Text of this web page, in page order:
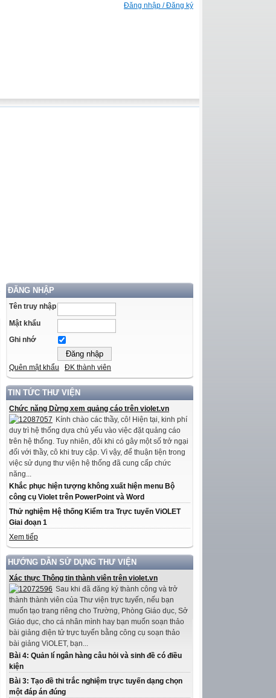
Đăng nhập / Đăng ký
ĐĂNG NHẬP
Tên truy nhập
Mật khẩu
Ghi nhớ
Quên mật khẩu ĐK thành viên
TIN TỨC THƯ VIỆN
Chức năng Dừng xem quảng cáo trên violet.vn
Kính chào các thầy, cô! Hiện tại, kinh phí
duy trì hệ thống dựa chủ yếu vào việc đặt quảng cáo
trên hệ thống. Tuy nhiên, đôi khi có gây một số trở ngại
đối với thầy, cô khi truy cập. Vì vậy, để thuận tiện trong
việc sử dụng thư viện hệ thống đã cung cấp chức
năng...
Khắc phục hiện tượng không xuất hiện menu Bộ
công cụ Violet trên PowerPoint và Word
Thử nghiệm Hệ thống Kiểm tra Trực tuyến ViOLET
Giai đoạn 1
Xem tiếp
HƯỚNG DẪN SỬ DỤNG THƯ VIỆN
Xác thực Thông tin thành viên trên violet.vn
Sau khi đã đăng ký thành công và trở
thành thành viên của Thư viện trực tuyến, nếu bạn
muốn tạo trang riêng cho Trường, Phòng Giáo dục, Sở
Giáo dục, cho cá nhân mình hay bạn muốn soạn thảo
bài giảng điện tử trực tuyến bằng công cụ soạn thảo
bài giảng ViOLET, bạn...
Bài 4: Quản lí ngân hàng câu hỏi và sinh đề có điều
kiện
Bài 3: Tạo đề thi trắc nghiệm trực tuyến dạng chọn
một đáp án đúng